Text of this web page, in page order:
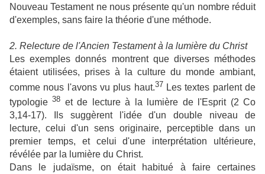
Nouveau Testament ne nous présente qu'un nombre réduit
d'exemples, sans faire la théorie d'une méthode.
2. Relecture de l'Ancien Testament à la lumière du Christ
Les exemples donnés montrent que diverses méthodes
étaient utilisées, prises à la culture du monde ambiant,
comme nous l'avons vu plus haut.37 Les textes parlent de
typologie38 et de lecture à la lumière de l'Esprit (2 Co
3,14-17). Ils suggèrent l'idée d'un double niveau de
lecture, celui d'un sens originaire, perceptible dans un
premier temps, et celui d'une interprétation ultérieure,
révélée par la lumière du Christ.
Dans le judaïsme, on était habitué à faire certaines